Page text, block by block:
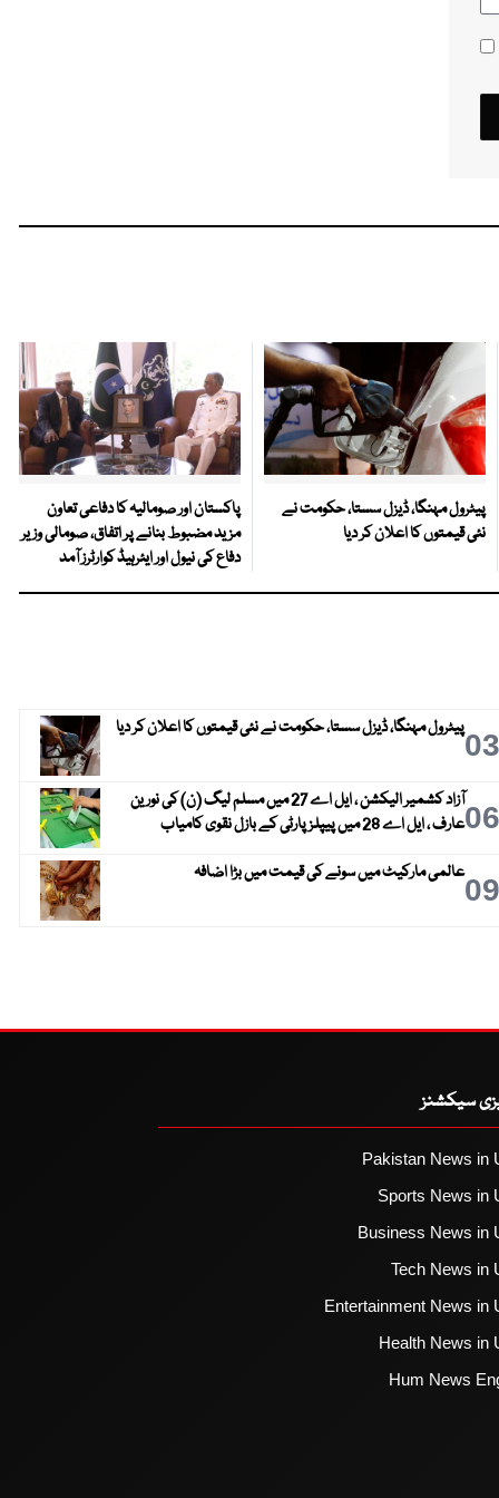
پیٹرول مہنگا، ڈیزل سستا، حکومت نے
نئی قیمتوں کا اعلان کر دیا
پاکستان اور صومالیہ کا دفاعی تعاون
مزید مضبوط بنانے پر اتفاق، صومالی وزیر
دفاع کی نیول اور ایئرہیڈ کوارٹرز آمد
03پیٹرول مہنگا، ڈیزل سستا، حکومت نے نئی قیمتوں کا اعلان کر دیا
06
آزاد کشمیر الیکشن ، ایل اے 27 میں مسلم لیگ (ن) کی نورین
عارف ، ایل اے 28 میں پیپلز پارٹی کے بازل نقوی کامیاب
09عالمی مارکیٹ میں سونے کی قیمت میں بڑا اضافہ
سیکشنز
Pakistan News in
Sports News in
Business News in
Tech News in
Entertainment News in
Health News in
Hum News